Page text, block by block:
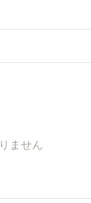
ません